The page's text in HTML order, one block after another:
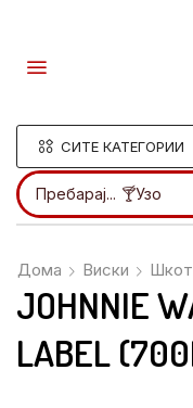
СИТЕ КАТЕГОРИИ
Пребарај... 🍸Узо
Дома Виски
JOHNNIE
LABEL